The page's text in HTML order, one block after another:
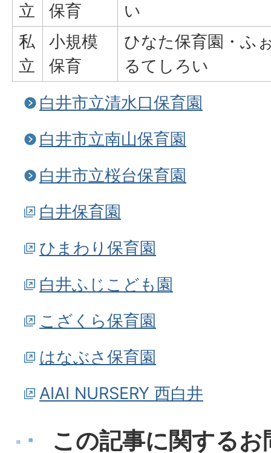
立
保育
い
私
立
小規模
保育
ひなた保育園・ふ
るてしろい
白井市立清水口保育園
白井市立南山保育園
白井市立桜台保育園
白井保育園
ひまわり保育園
白井ふじこども園
こざくら保育園
はなぶさ保育園
AIAI NURSERY 西白井
この記事に関する